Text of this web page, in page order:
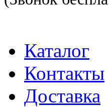
Каталог
Контакты
Доставка